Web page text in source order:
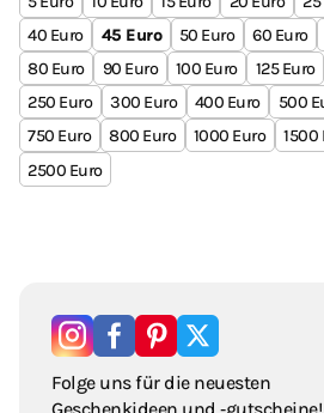
40
45 50 60
80
90 100 125
250
300 400 500
750
800 1000 1500
2500
Folge uns für die neuesten